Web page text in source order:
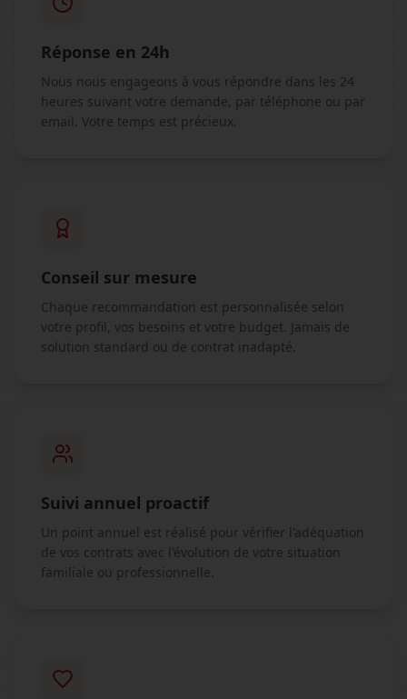
Réponse en 24h
Nous nous engageons à vous répondre dans les 24
heures suivant votre demande, par téléphone ou par
email. Votre temps est précieux.
Conseil sur mesure
Chaque recommandation est personnalisée selon
votre profil, vos besoins et votre budget. Jamais de
solution standard ou de contrat inadapté.
Suivi annuel proactif
Un point annuel est réalisé pour vérifier l'adéquation
de vos contrats avec l'évolution de votre situation
familiale ou professionnelle.